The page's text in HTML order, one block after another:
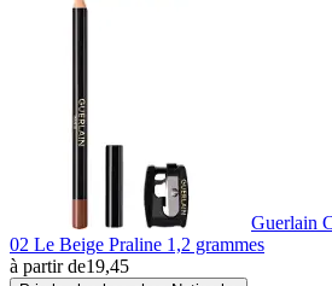
Guerlain
02 Le Beige Praline 1,2 grammes
à partir de19,45